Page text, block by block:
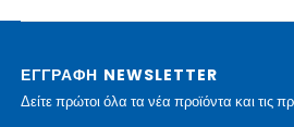
ΕΓΓΡΑΦΗ NEWSLETTER
Δείτε πρώτοι όλα τα νέα προϊόντα και τις